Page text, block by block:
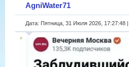
AgniWater71
Дата: Пятница, 31 Июля 2026, 17:27:48